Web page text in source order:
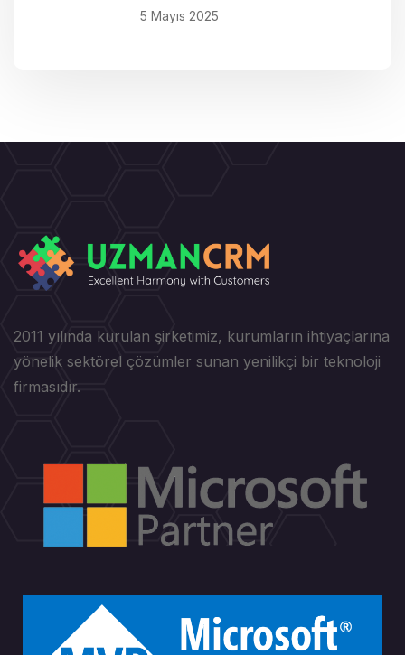
5 Mayıs 2025
2011 yılında kurulan şirketimiz, kurumların ihtiyaçlarına
yönelik sektörel çözümler sunan yenilikçi bir teknoloji
firmasıdır.